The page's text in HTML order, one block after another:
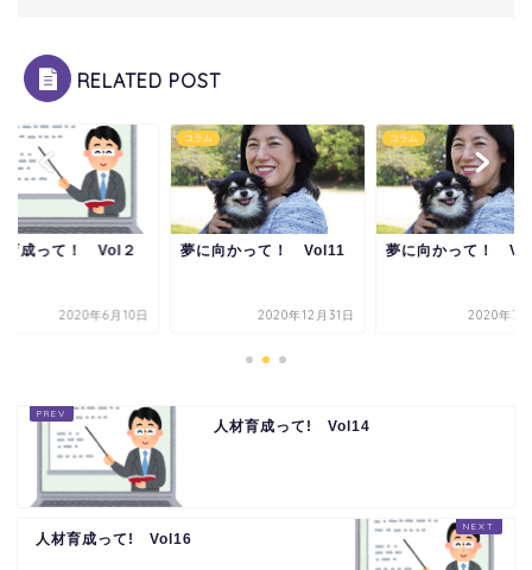
RELATED POST
育成って！ Vol２
2020年6月10日
コラム
夢に向かって！ Vol11
2020年12月31日
コラム
夢に向かって！
2020年7
人材育成って! Vol14
人材育成って! Vol16